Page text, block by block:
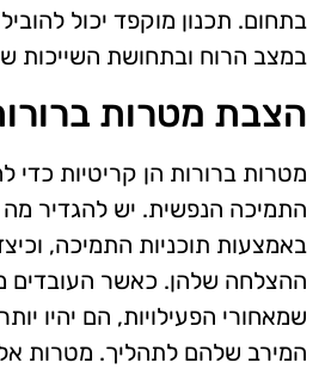
בתחום. תכנון מוקפד יכול
במצב הרוח ובתחושת השייכות
הצבת מטרות
מטרות ברורות הן קריטיות כדי
התמיכה הנפשית. יש להגדיר מה
באמצעות תוכניות התמיכה,
ההצלחה שלהן. כאשר העובדים
שמאחורי הפעילויות, הם יהיו
המירב שלהם לתהליך. מטרות